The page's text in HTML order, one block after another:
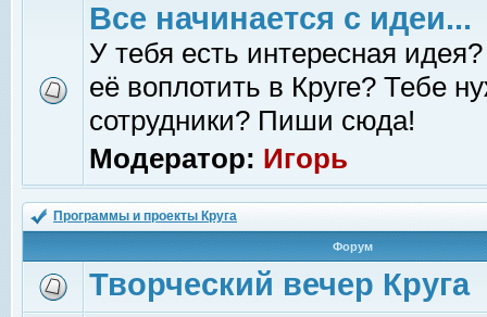
Все начинается с идеи...
У тебя есть интересная
её воплотить в Круге? Тебе
сотрудники? Пиши сюда!
Модератор: Игорь
Программы и проекты Круга
Форум
Творческий вечер Круга